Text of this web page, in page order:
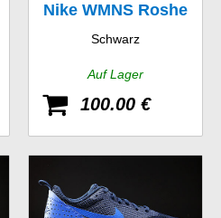
Nike WMNS Roshe
Two
Schwarz
Auf Lager
100.00 €